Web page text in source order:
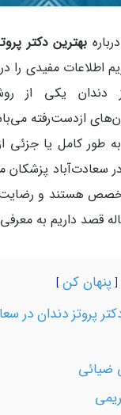
بهترین دکتر
اطلاعات مفیدی را در
دندان یکی از
ازدست‌رفته
طور کامل یا جزئی
سعادت‌آباد پزشکان
هستند و رضایت
قصد داریم به
پنهان کن
دکتر پروتز دندان در
ضیائی